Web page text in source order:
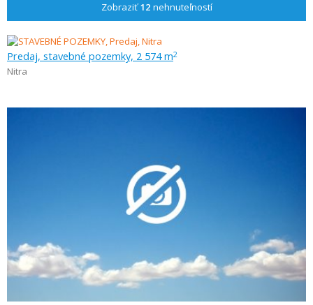
Zobraziť12 nehnuteľností
Predaj, stavebné pozemky, 2 574 m2
Nitra